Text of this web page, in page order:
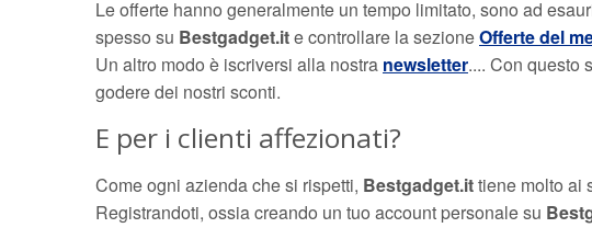
Le offerte hanno generalmente un tempo limitato, sono ad
spesso su Bestgadget.ite controllare la sezioneOfferte del
Un altro modo è iscriversi alla nostra newsletter.... Con questo
godere dei nostri sconti.
E per i clienti affezionati?
Come ogni azienda che si rispetti, Bestgadget.ittiene molto ai
Registrandoti, ossia creando un tuo account personale su